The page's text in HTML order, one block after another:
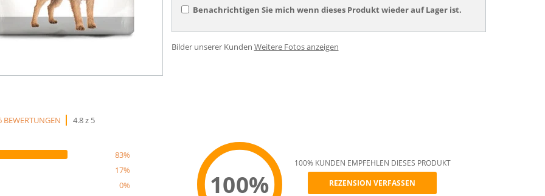
Benachrichtigen Sie mich wenn dieses Produkt wieder auf Lager ist.
Bilder unserer Kunden Weitere Fotos anzeigen
BEWERTUNGEN 4.8 z 5
83%
17%
0%
100%
100% KUNDEN EMPFEHLEN DIESES PRODUKT
REZENSION VERFASSEN